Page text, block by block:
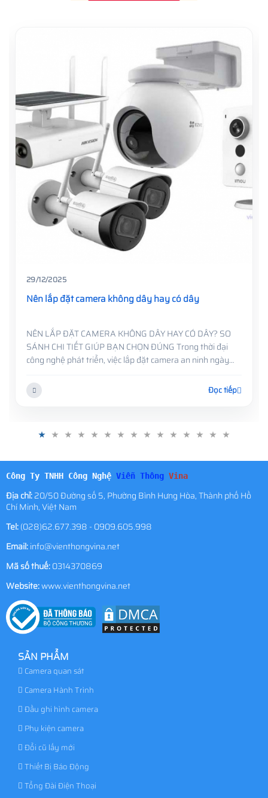
29/12/2025
Nên lắp đặt camera không dây hay có dây
NÊN LẮP ĐẶT CAMERA KHÔNG DÂY HAY CÓ DÂY? SO
SÁNH CHI TIẾT GIÚP BẠN CHỌN ĐÚNG Trong thời đại
công nghệ phát triển, việc lắp đặt camera an ninh ngày
đến nhà xưởng ....
Đọc tiếp
Công Ty TNHH Công Nghệ Viễn Thông Vina
Địa chỉ:20/50 Đường số 5, Phường Bình Hưng Hòa, Thành phố Hồ
Chí Minh, Việt Nam
Tel:(028)62.677.398 - 0909.605.998
Email:info@vienthongvina.net
Mã số thuế:0314370869
Website:www.vienthongvina.net
SẢN PHẨM
Camera quan sát
Camera Hành Trình
Đầu ghi hình camera
Phụ kiện camera
Đổi cũ lấy mới
Thiết Bị Báo Động
Tổng Đài Điện Thoại